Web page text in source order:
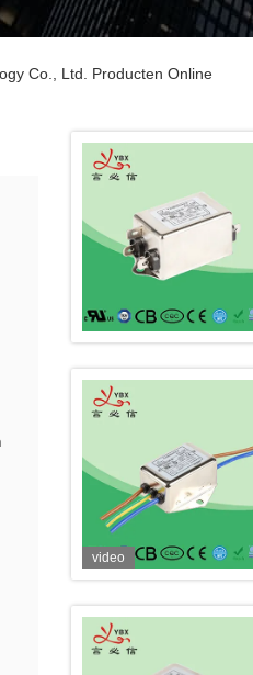
Co., Ltd. Producten Online
video